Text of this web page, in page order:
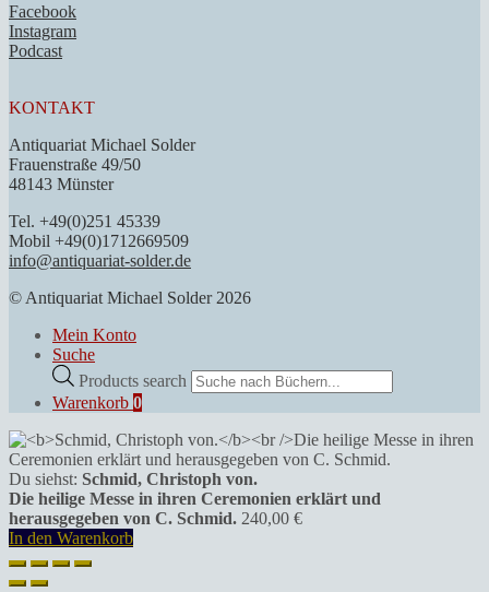
Facebook
Instagram
Podcast
KONTAKT
Antiquariat Michael Solder
Frauenstraße 49/50
48143 Münster
Tel. +49(0)251 45339
Mobil +49(0)1712669509
info@antiquariat-solder.de
© Antiquariat Michael Solder 2026
Mein Konto
Suche
Products search
Warenkorb 0
Du siehst: Schmid, Christoph von.
Die heilige Messe in ihren Ceremonien erklärt und
herausgegeben von C. Schmid. 240,00 €
In den Warenkorb